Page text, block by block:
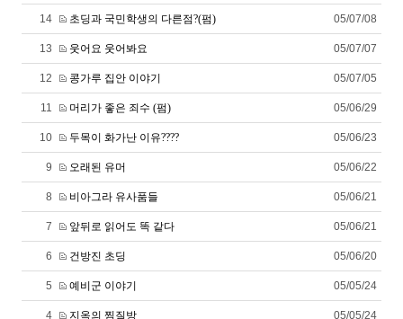
14 초딩과 국민학생의 다른점?(펌) 05/07/08
13 웃어요 웃어봐요 05/07/07
12 콩가루 집안 이야기 05/07/05
11 머리가 좋은 죄수 (펌) 05/06/29
10 두목이 화가난 이유???? 05/06/23
9 오래된 유머 05/06/22
8 비아그라 유사품들 05/06/21
7 앞뒤로 읽어도 똑 같다 05/06/21
6 건방진 초딩 05/06/20
5 예비군 이야기 05/05/24
4 지옥의 찜질방 05/05/24